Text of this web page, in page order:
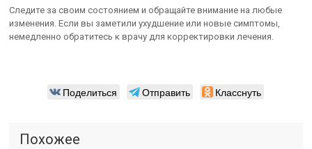
Следите за своим состоянием и обращайте внимание на любые
изменения. Если вы заметили ухудшение или новые симптомы,
немедленно обратитесь к врачу для корректировки лечения.
Поделиться Отправить Класснуть
Похожее